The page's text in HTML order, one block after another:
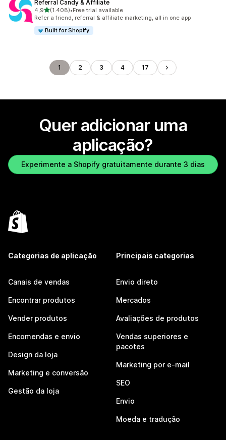
Referral Candy & Affiliate
4,9de 5 estrelas
(1.408)
1408 total de avaliações
•Free trial available
Refer a friend, referral & affiliate marketing, all in one app
Built for Shopify
1 2 3 4 17
Quer adicionar uma
aplicação?
Experimente a Shopify gratuitamente durante 3 dias
Categorias de aplicação
Canais de vendas
Encontrar produtos
Vender produtos
Encomendas e envio
Design da loja
Marketing e conversão
Gestão da loja
Principais categorias
Envio direto
Mercados
Avaliações de produtos
Vendas superiores e
pacotes
Marketing por e-mail
SEO
Envio
Moeda e tradução